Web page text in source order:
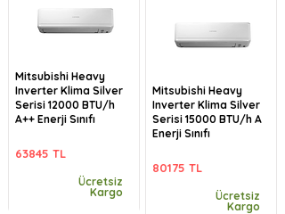
Mitsubishi Heavy
Inverter Klima Silver
Serisi 12000 BTU/h
A++ Enerji Sınıfı
63845 TL
Ücretsiz
Kargo
Mitsubishi Heavy
Inverter Klima Silver
Serisi 15000 BTU/h A
Enerji Sınıfı
80175 TL
Ücretsiz
Kargo